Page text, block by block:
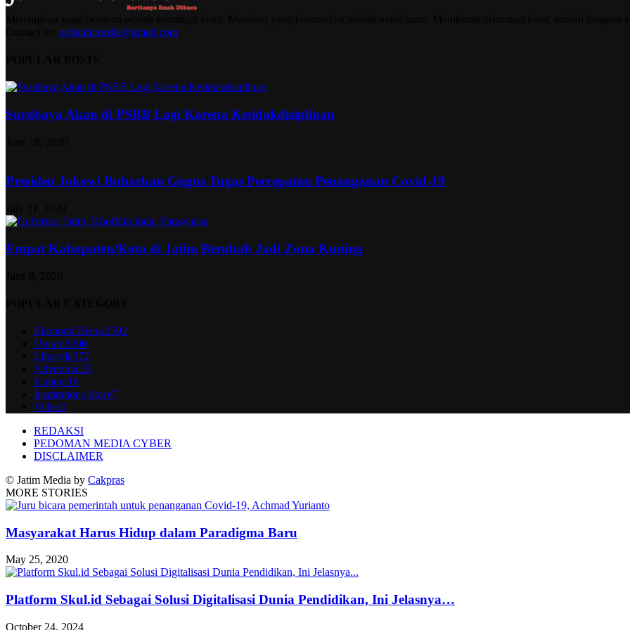
redjatimmedia@gmail.com
Surabaya Akan di PSBB Lagi Karena Ketidakdisiplinan
Presiden Jokowi Bubarkan Gugus Tugas Percepatan Penanganan Covid-19
Empat Kabupaten/Kota di Jatim Berubah Jadi Zona Kuning
Ekonomi Bisnis2592
Umum2500
Lifestyle572
Advetorial26
Kuliner16
Inspirations Story7
Video0
REDAKSI
PEDOMAN MEDIA CYBER
DISCLAIMER
© Jatim Media by Cakpras
MORE STORIES
Masyarakat Harus Hidup dalam Paradigma Baru
May 25, 2020
Platform Skul.id Sebagai Solusi Digitalisasi Dunia Pendidikan, Ini Jelasnya…
October 24, 2024